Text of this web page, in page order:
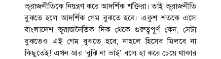
ভূরাজনীতিকে নিয়ন্ত্রণ করে আদর্শিক শক্তিরা। তাই ভূরাজনীতি
বুঝতে হলে আদর্শিক গেম বুঝতে হবে। একুশ শতকে এসে
বাংলাদেশ ভূরাজনৈতিক দিক থেকে গুরুত্বপূর্ণ কেন, সেটা
বুঝতেও এই গেম বুঝতে হবে; নাহলে হিসেব মিলবে না
কিছুতেই! এখন আর ‘বুঝি না ভাই’ বলে হা করে চেয়ে থাকার